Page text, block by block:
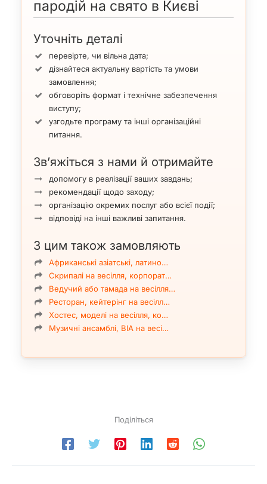
пародій на свято в Києві
Уточніть деталі
перевірте, чи вільна дата;
дізнайтеся актуальну вартість та умови
замовлення;
обговоріть формат і технічне забезпечення
виступу;
узгодьте програму та інші організаційні
питання.
Зв’яжіться з нами й отримайте
допомогу в реалізації ваших завдань;
рекомендації щодо заходу;
організацію окремих послуг або всієї події;
відповіді на інші важливі запитання.
З цим також замовляють
Африканські азіатські, латино…
Скрипалі на весілля, корпорат…
Ведучий або тамада на весілля…
Ресторан, кейтерінг на весілл…
Хостес, моделі на весілля, ко…
Музичні ансамблі, ВІА на весі…
Поділіться